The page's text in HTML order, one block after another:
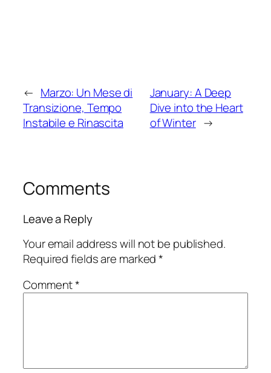
← Marzo: Un Mese di
Transizione, Tempo
Instabile e Rinascita
January: A Deep
Dive into the Heart
of Winter →
Comments
Leave a Reply
Your email address will not be published.
Required fields are marked*
Comment*